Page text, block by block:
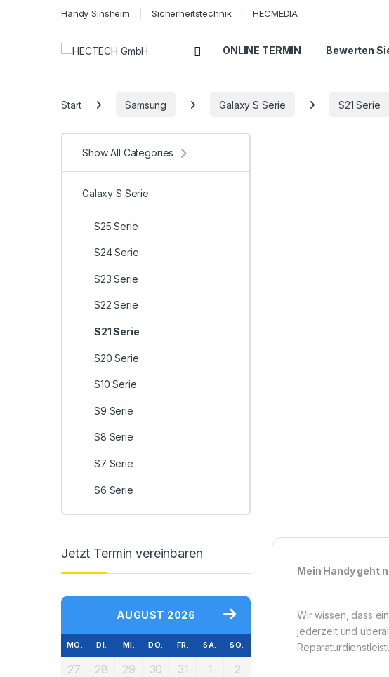
Handy Sinsheim Sicherheitstechnik HECMEDIA
Open ONLINE TERMIN Bewerten
Start Samsung Galaxy S Serie S21 Serie
Mein Handy geht
Wir wissen, dass
jederzeit und
Show All Categories
Galaxy S Serie
S25 Serie
S24 Serie
S23 Serie
S22 Serie
S21 Serie
S20 Serie
S10 Serie
S9 Serie
S8 Serie
S7 Serie
S6 Serie
Jetzt Termin vereinbaren
AUGUST 2026
MO. DI. MI. DO. FR. SA. SO.
27 28 29 30 31 1
2